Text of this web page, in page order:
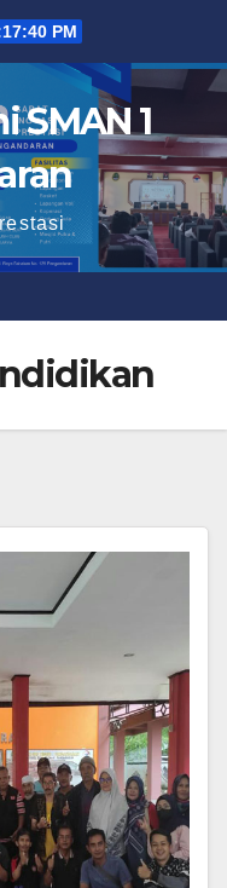
PM
SMAN 1